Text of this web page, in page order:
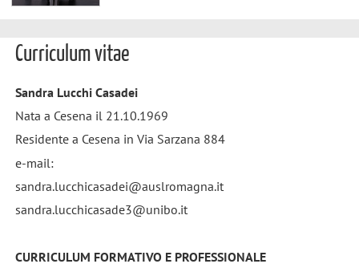
Curriculum vitae
Sandra Lucchi Casadei
Nata a Cesena il 21.10.1969
Residente a Cesena in Via Sarzana 884
e-mail:
sandra.lucchicasadei@auslromagna.it
sandra.lucchicasade3@unibo.it
CURRICULUM FORMATIVO E PROFESSIONALE